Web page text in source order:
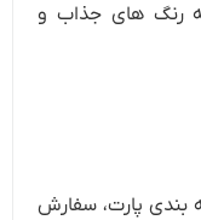
رنگ های جذاب و
بندی پارت، سفارش